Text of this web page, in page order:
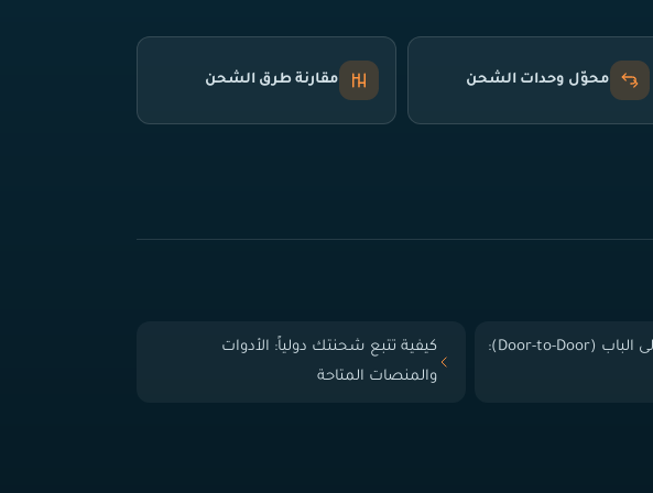
محوّل وحدات الشحن مقارنة طرق الشحن
الشحن من الباب إلى الباب (Door-to-Door):
كيفية تتبع شحنتك دولياً: الأدوات
والمنصات المتاحة